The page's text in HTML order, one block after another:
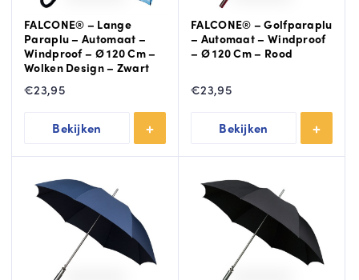
FALCONE® – Lange
Paraplu – Automaat –
Windproof – Ø 120 Cm –
Wolken Design – Zwart
€23,95
Bekijken
FALCONE® – Golfparaplu
– Automaat – Windproof
– Ø 120 Cm – Rood
€23,95
Bekijken